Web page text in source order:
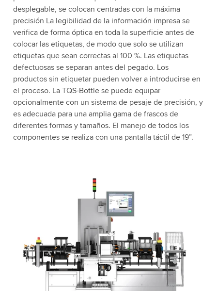
desplegable, se colocan centradas con la máxima
precisión La legibilidad de la información impresa se
verifica de forma óptica en toda la superficie antes de
colocar las etiquetas, de modo que solo se utilizan
etiquetas que sean correctas al 100 %. Las etiquetas
defectuosas se separan antes del pegado. Los
productos sin etiquetar pueden volver a introducirse en
el proceso. La TQS-Bottle se puede equipar
opcionalmente con un sistema de pesaje de precisión, y
es adecuada para una amplia gama de frascos de
diferentes formas y tamaños. El manejo de todos los
componentes se realiza con una pantalla táctil de 19”.